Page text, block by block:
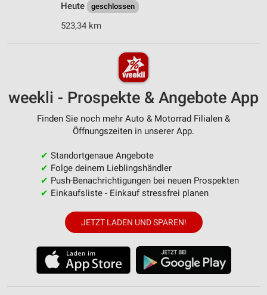
Heute
geschlossen
523,34 km
weekli - Prospekte & Angebote App
Finden Sie noch mehr Auto & Motorrad Filialen &
Öffnungszeiten in unserer App.
✔ Standortgenaue Angebote
✔ Folge deinem Lieblingshändler
✔ Push-Benachrichtigungen bei neuen Prospekten
✔ Einkaufsliste - Einkauf stressfrei planen
JETZT LADEN UND SPAREN!